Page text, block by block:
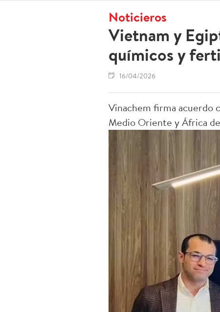
Noticieros
Vietnam y
químicos y
16/04/2026
Vinachem firma acuerdo
Medio Oriente y África